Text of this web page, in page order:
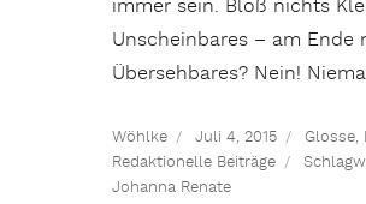
immer sein. Bloß nichts
Unscheinbares – am Ende
Übersehbares? Nein!
Wöhlke Juli 4, 2015 Glosse,
Redaktionelle Beiträge
Johanna Renate